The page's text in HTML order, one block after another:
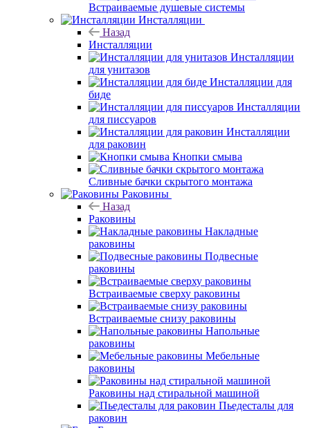
Встраиваемые душевые системы
Инсталляции
Назад
Инсталляции
Инсталляции
для унитазов
Инсталляции для
биде
Инсталляции
для писсуаров
Инсталляции
для раковин
Кнопки смыва
Сливные бачки скрытого монтажа
Раковины
Назад
Раковины
Накладные
раковины
Подвесные
раковины
Встраиваемые сверху раковины
Встраиваемые снизу раковины
Напольные
раковины
Мебельные
раковины
Раковины над стиральной машиной
Пьедесталы для
раковин